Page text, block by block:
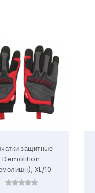
защитные
Demolition
XL/10